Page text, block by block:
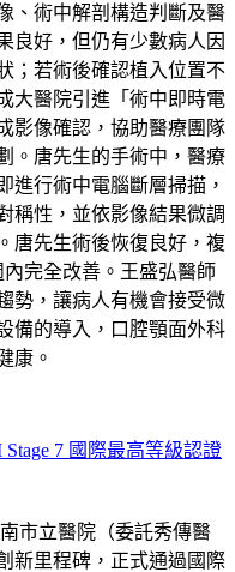
、術中解剖構造判斷及醫
良好，但仍有少數病人因
；若術後確認植入位置不
大醫院引進「術中即時電
影像確認，協助醫療團隊
。唐先生的手術中，醫療
進行術中電腦斷層掃描，
稱性，並依影像結果微調
唐先生術後恢復良好，複
完全改善。王盛弘醫師
勢，讓病人有機會接受微
備的導入，口腔顎面外科
康。
7 國際最高等級認證
市立醫院（委託秀傳醫
新里程碑，正式通過國際